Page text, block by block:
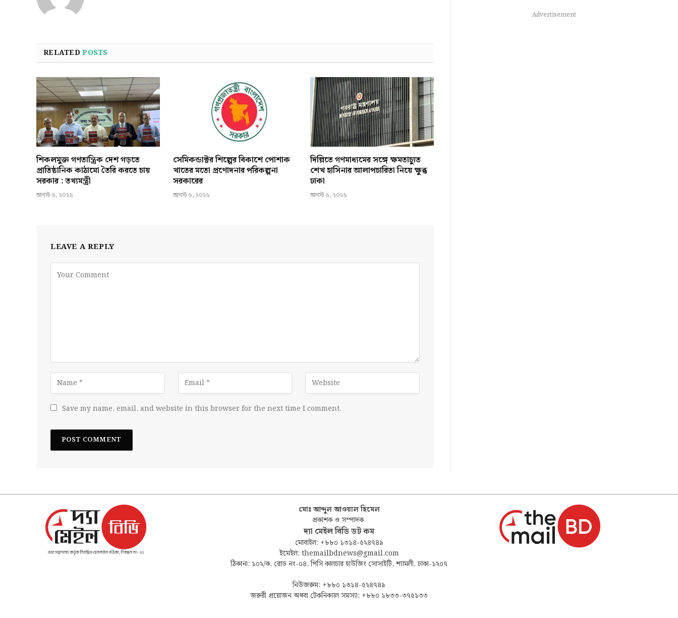
RELATEDPOSTS
শিকলমুক্ত গণতান্ত্রিক দেশ গড়তে
প্রাতিষ্ঠানিক কাঠামো তৈরি করতে চায়
সরকার : তথ্যমন্ত্রী
আগস্ট ৬, ২০২৬
সেমিকন্ডাক্টর শিল্পের বিকাশে পোশাক
খাতের মতো প্রণোদনার পরিকল্পনা
সরকারের
আগস্ট ৬, ২০২৬
দিল্লিতে গণমাধ্যমের সঙ্গে ক্ষমতাচ্যুত
শেখ হাসিনার আলাপচারিতা নিয়ে ক্ষুব্ধ
ঢাকা
আগস্ট ৬, ২০২৬
LEAVE A REPLY
Save my name, email, and website in this browser for the next time I comment.
Advertisement
মোঃ আব্দুল আওয়াল হিমেল
প্রকাশক ও সম্পাদক
দ্যা মেইল বিডি ডট কম
মোবাইল: +৮৮০ ১৩১৪-৫২৪৭৪৯
ইমেইল: themailbdnews@gmail.com
ঠিকানা: ১০২/ক, রোড নং-০৪, পিসি কালচার হাউজিং সোসাইটি, শ্যামলী, ঢাকা-১২০৭
নিউজরুম: +৮৮০ ১৩১৪-৫২৪৭৪৯
জরুরী প্রয়োজন অথবা টেকনিক্যাল সমস্যা: +৮৮০ ১৮৩৩-৩৭৫১৩৩